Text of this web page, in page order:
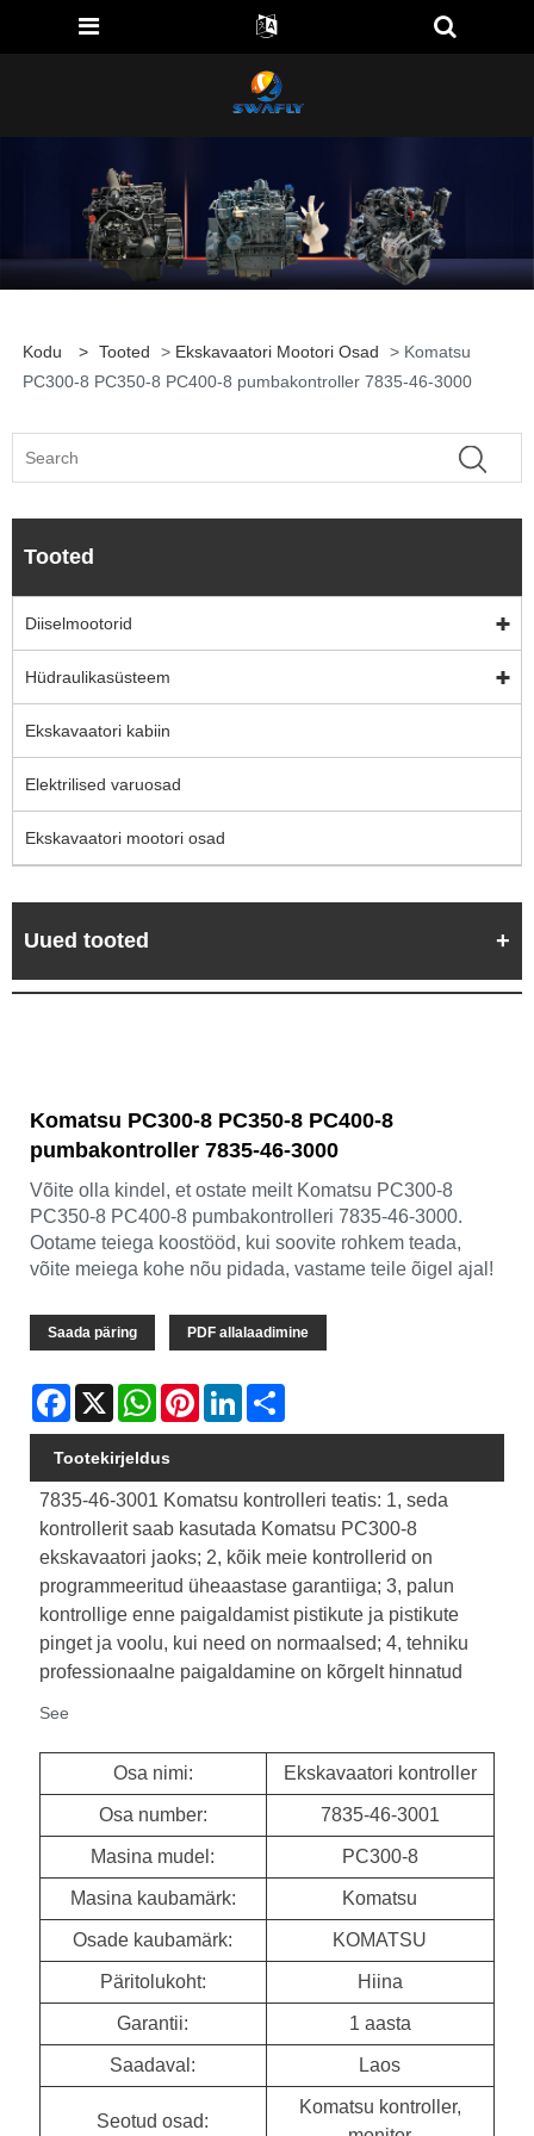
Kodu > Tooted > Ekskavaatori Mootori Osad
> Komatsu
PC300-8 PC350-8 PC400-8 pumbakontroller 7835-46-3000
Tooted
Diiselmootorid
Hüdraulikasüsteem
Ekskavaatori kabiin
Elektrilised varuosad
Ekskavaatori mootori osad
Uued tooted
Komatsu PC300-8 PC350-8 PC400-8
pumbakontroller 7835-46-3000
Võite olla kindel, et ostate meilt Komatsu PC300-8
PC350-8 PC400-8 pumbakontrolleri 7835-46-3000.
Ootame teiega koostööd, kui soovite rohkem teada,
võite meiega kohe nõu pidada, vastame teile õigel ajal!
Saada päring PDF allalaadimine
Facebook
X WhatsAppPinterestLinkedIn
Tootekirjeldus
7835-46-3001 Komatsu kontrolleri teatis: 1, seda
kontrollerit saab kasutada Komatsu PC300-8
ekskavaatori jaoks; 2, kõik meie kontrollerid on
programmeeritud üheaastase garantiiga; 3, palun
kontrollige enne paigaldamist pistikute ja pistikute
pinget ja voolu, kui need on normaalsed; 4, tehniku ​​
professionaalne paigaldamine on kõrgelt hinnatud
See
Osa nimi: Ekskavaatori kontroller
Osa number: 7835-46-3001
Masina mudel: PC300-8
Masina kaubamärk: Komatsu
Osade kaubamärk: KOMATSU
Päritolukoht: Hiina
Garantii: 1 aasta
Saadaval: Laos
Seotud osad:
Komatsu kontroller,